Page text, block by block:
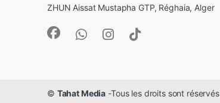
ZHUN Aissat Mustapha GTP, Réghaia, Alger
© Tahat Media -Tous les droits sont réservés